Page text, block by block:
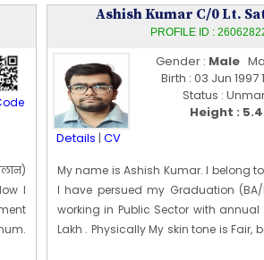
Profile Last Updated ON : 01/07/2026 09:40
I
Ashish Kumar C/0 Lt.
PROFILE ID :
Details | CV
Gender : Male
Birth : 03 Jun 1997
Status :
Height :
My name is Ashish Kumar. I belong
I have persued my Graduation
working in Public Sector with
Lakh . Physically My skin tone is Fair,